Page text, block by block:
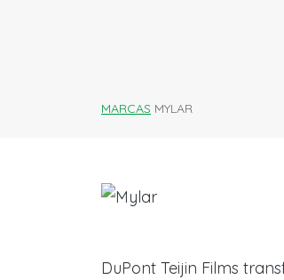
MARCAS MYLAR
DuPont Teijin Films